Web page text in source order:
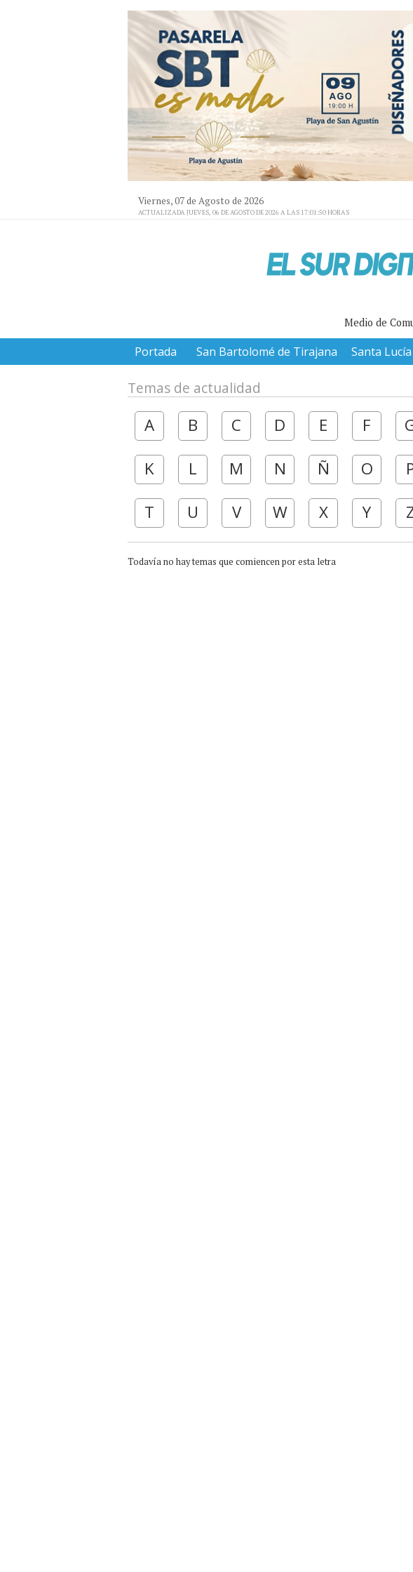
Viernes, 07 de Agosto de 2026
ACTUALIZADA JUEVES, 06 DE AGOSTO DE 2026 A LAS 17:01:50 HORAS
Medio de
Portada San Bartolomé de Tirajana Santa
Temas de actualidad
A B C D E F
K
L M N Ñ O
T
U V W X Y
Todavía no hay temas que comiencen por esta letra